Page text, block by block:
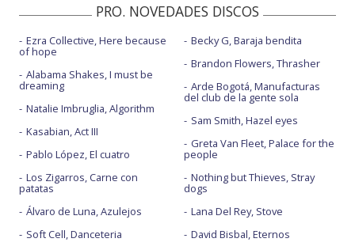
PRO. NOVEDADES DISCOS
Ezra Collective, Here because
of hope
Alabama Shakes, I must be
dreaming
Natalie Imbruglia, Algorithm
Kasabian, Act III
Pablo López, El cuatro
Los Zigarros, Carne con
patatas
Álvaro de Luna, Azulejos
Soft Cell, Danceteria
Becky G, Baraja bendita
Brandon Flowers, Thrasher
Arde Bogotá, Manufacturas
del club de la gente sola
Sam Smith, Hazel eyes
Greta Van Fleet, Palace for the
people
Nothing but Thieves, Stray
dogs
Lana Del Rey, Stove
David Bisbal, Eternos